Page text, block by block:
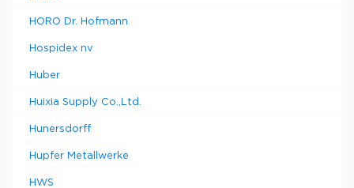
HORO Dr. Hofmann
Hospidex nv
Huber
Huixia Supply Co.,Ltd.
Hunersdorff
Hupfer Metallwerke
HWS